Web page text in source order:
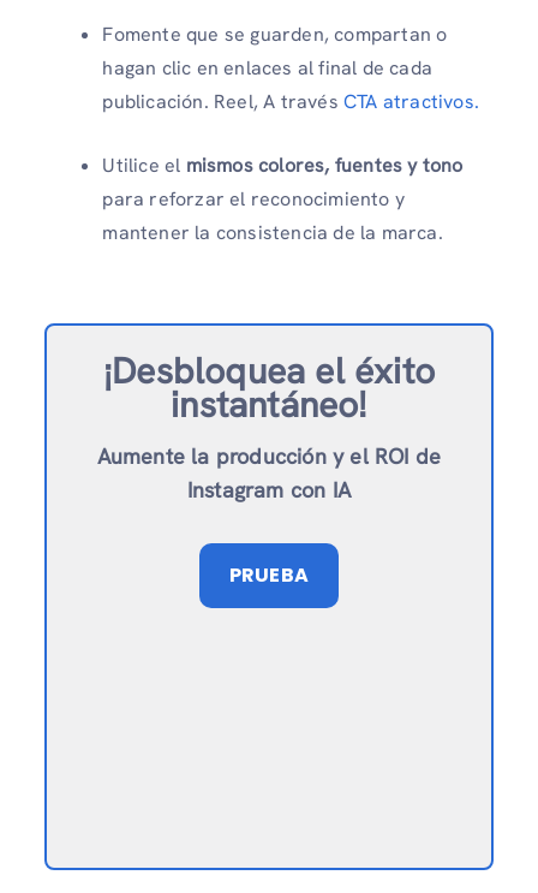
Fomente que se guarden, compartan o
hagan clic en enlaces al final de cada
publicación. Reel, A través CTA atractivos.
Utilice el mismos colores, fuentes y tono
para reforzar el reconocimiento y
mantener la consistencia de la marca.
¡Desbloquea el éxito
instantáneo!
Aumente la producción y el ROI de
Instagram con IA
PRUEBA